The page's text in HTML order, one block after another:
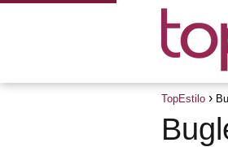
TopEstilo